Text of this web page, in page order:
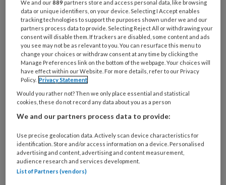
programma willen slepen! Of die
patiënt met een torenhoog LDL-
cholesterol die geen statines wil,
omdat hij heeft gelezen dat die slecht
voor je zijn.
Frustratie alom als een patiënt met
PREMIUM
We and our889 partners store and access personal data, like browsing
data or unique identifiers, on your device. Selecting I Accept enables
tracking technologies to support the purposes shown under we and our
partners process data to provide. Selecting Reject All or withdrawing your
consent will disable them. If trackers are disabled, some content and ads
you see may not be as relevant to you. You can resurface this menu to
change your choices or withdraw consent at any time by clicking the
Manage Preferences link on the bottom of the webpage. Your choices will
have effect within our Website. For more details, refer to our Privacy
Policy. Privacy Statement
Would you rather not? Then we only place essential and statistical
cookies, these do not record any data about you as a person
We and our partners process data to provide:
Use precise geolocation data. Actively scan device characteristics for
identification. Store and/or access information on a device. Personalised
advertising and content, advertising and content measurement,
audience research and services development.
List of Partners (vendors)